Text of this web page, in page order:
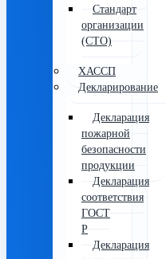
Стандарт
организации
(СТО)
ХАССП
Декларирование
Декларация
пожарной
безопасности
продукции
Декларация
соответствия
ГОСТ
Р
Декларация